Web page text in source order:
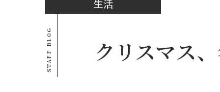
生活
STAFF BLOG クリスマス